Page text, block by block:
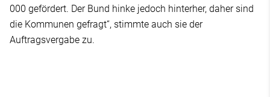
000 gefördert. Der Bund hinke jedoch hinterher, daher sind
die Kommunen gefragt“, stimmte auch sie der
Auftragsvergabe zu.